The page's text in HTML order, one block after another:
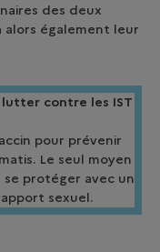
des deux
alors également leur
contre les IST
pour prévenir
Le seul moyen
protéger avec un
sexuel.